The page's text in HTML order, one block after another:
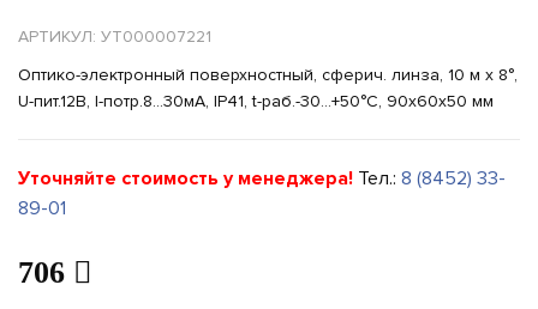
АРТИКУЛ: УТ000007221
Оптико-электронный поверхностный, сферич. линза, 10 м х 8°,
U-пит.12В, I-потр.8...30мА, IP41, t-раб.-30…+50°C, 90х60х50 мм
Уточняйте стоимость у менеджера! Тел.: 8 (8452) 33-
89-01
706